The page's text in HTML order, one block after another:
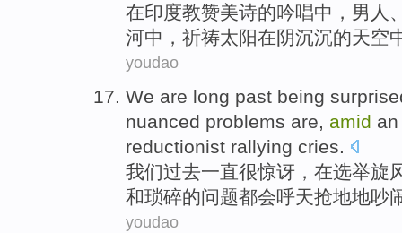
在印度教赞美诗的吟唱中， 男人
河中， 祈祷太阳在阴沉沉的天空
youdao
We are long past being
nuanced problems are, amid
reductionist rallying cries.
我们过去一直很惊讶 ， 在选举旋
和琐碎的问题都会呼天抢地地吵
youdao